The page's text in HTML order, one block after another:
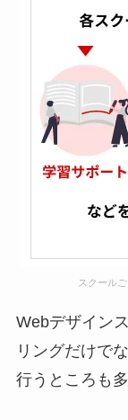
スクール
Webデザイン
リングだけで
行うところも